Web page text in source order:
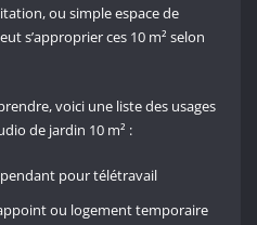
ou simple espace de
s’approprier ces 10 m² selon
voici une liste des usages
de jardin 10 m² :
pour télétravail
ou logement temporaire